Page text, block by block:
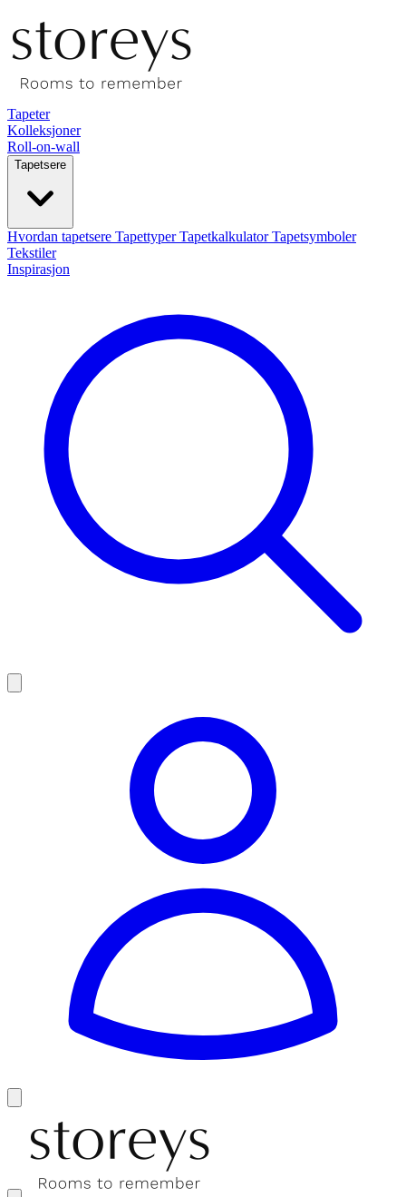
Tapeter
Kolleksjoner
Roll-on-wall
Tapetsere
Hvordan tapetsere TapettyperTapetkalkulatorTapetsymboler
Tekstiler
Inspirasjon